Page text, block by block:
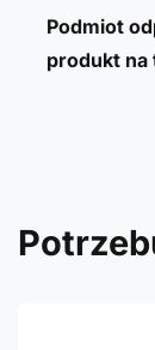
Podmiot
produkt na